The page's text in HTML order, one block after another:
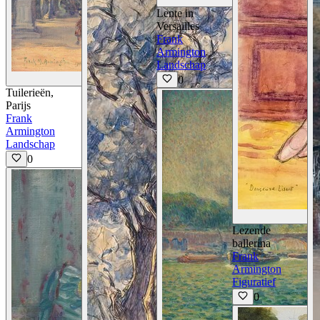
Details Bekijken
Tuilerieën,
Parijs
Frank
Armington
Landschap
0
Lente in
Versailles
Frank
Armington
Landschap
0
Lezende
ballerina
Frank
Armington
Figuratief
0